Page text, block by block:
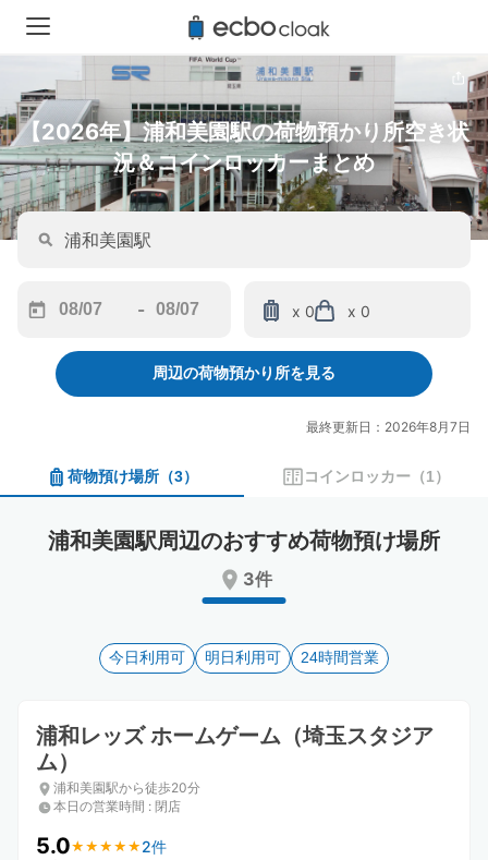
【2026年】浦和美園駅の荷物預かり所空き状
況＆コインロッカーまとめ
forward
interact
calendar
and
a
date.
the
keyboard
shortcuts
for
changing
dates.
-
backward
to
interact
calendar
and
a
date.
mark
key
the
keyboard
for
changing
x 0 x 0
周辺の荷物預かり所を見る
最終更新日：2026年8月7日
荷物預け場所 （3） コインロッカー （1）
浦和美園駅周辺のおすすめ荷物預け場所
3件
今日利用可 明日利用可 24時間営業
浦和レッズ ホームゲーム（埼玉スタジア
ム）
浦和美園駅から徒歩20分
本日の営業時間 : 閉店
5.0★ ★ ★ ★ ★
★ ★ ★ ★ ★ 2件